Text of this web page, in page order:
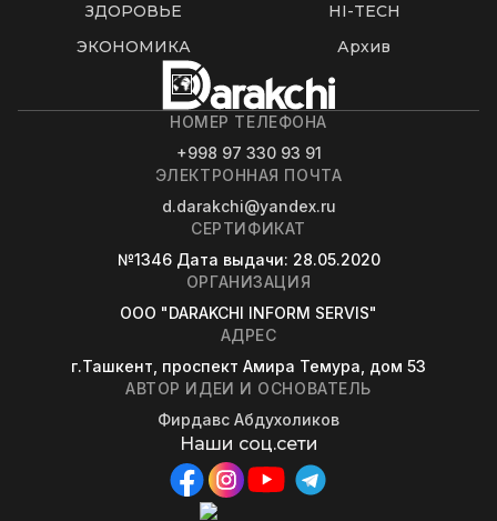
ЗДОРОВЬЕ
HI-TECH
ЭКОНОМИКА
Архив
НОМЕР ТЕЛЕФОНА
+998 97 330 93 91
ЭЛЕКТРОННАЯ ПОЧТА
d.darakchi@yandex.ru
СЕРТИФИКАТ
№1346 Дата выдачи: 28.05.2020
ОРГАНИЗАЦИЯ
OOO "DARAKCHI INFORM SERVIS"
АДРЕС
г.Ташкент, проспект Амира Темура, дом 53
АВТОР ИДЕИ И ОСНОВАТЕЛЬ
Фирдавс Абдухоликов
Наши соц.сети